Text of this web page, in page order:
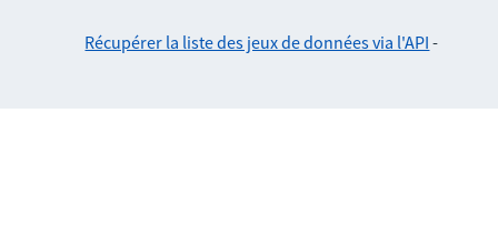
Récupérer la liste des jeux de données via l'API -